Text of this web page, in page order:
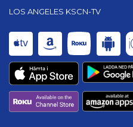
LOS ANGELES KSCN-TV